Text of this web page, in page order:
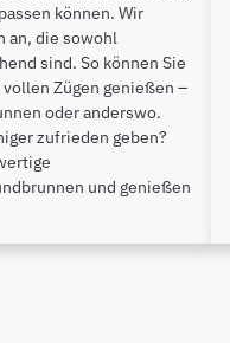
können. Wir
an, die sowohl
sind. So können Sie
Zügen genießen –
oder anderswo.
zufrieden geben?
und genießen